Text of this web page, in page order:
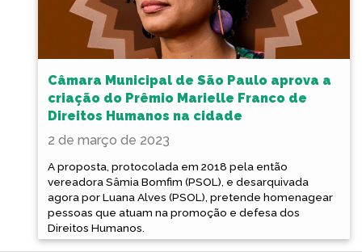
Câmara Municipal de São Paulo aprova a
criação do Prêmio Marielle Franco de
Direitos Humanos na cidade
2 de março de 2023
A proposta, protocolada em 2018 pela então
vereadora Sâmia Bomfim (PSOL), e desarquivada
agora por Luana Alves (PSOL), pretende homenagear
pessoas que atuam na promoção e defesa dos
Direitos Humanos.